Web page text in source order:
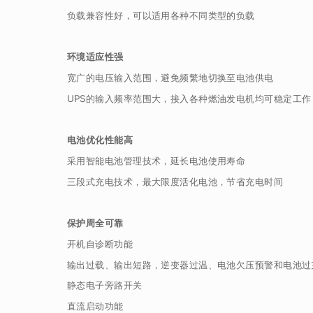
负载兼容性好，可以适用各种不同类型的负载
环境适应性强
宽广的电压输入范围，避免频繁地切换至电池供电
UPS的输入频率范围大，接入各种燃油发电机均可稳定工作
电池优化性能高
采用智能电池管理技术，延长电池使用寿命
三段式充电技术，最大限度活化电池，节省充电时间
保护周全可靠
开机自诊断功能
输出过载、输出短路，逆变器过温、电池欠压预警和电池
静态电子旁路开关
直流启动功能